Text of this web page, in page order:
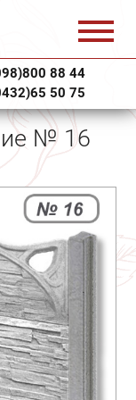
88 44
50 75
№ 16